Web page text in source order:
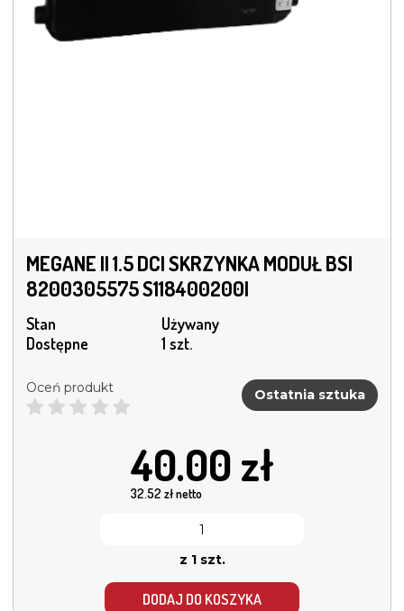
MEGANE II 1.5 DCI SKRZYNKA MODUŁ BSI
8200305575 S118400200I
Stan
Używany
Dostępne
1 szt.
Oceń produkt Ostatnia sztuka
40.00 zł
32.52 zł netto
z 1 szt.
DODAJ DO KOSZYKA